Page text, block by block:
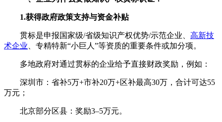
1.获得政府政策支持与资金补贴
贯标是申报国家级/省级知识产权优势/示范企业、 高新技
术企业 、专精特新“小巨人”等资质的重要条件或加分项。
多地政府对通过贯标的企业给予直接财政奖励，例如：
深圳市：省补5万+市补20万+区补最高30万，合计可达55
万元；
北京部分区县：奖励3–5万元。